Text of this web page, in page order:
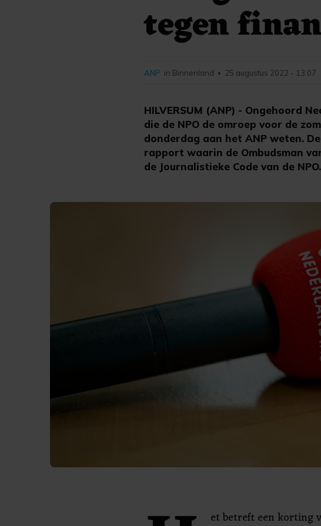
tegen
HILVERSUM (ANP) - Ongehoord
die de NPO de omroep voor de
donderdag aan het ANP weten.
rapport waarin de Ombudsman
de Journalistieke Code van de NPO.
ANP in Binnenland • 25 augustus 2022 - 13:07
et betreft een korting